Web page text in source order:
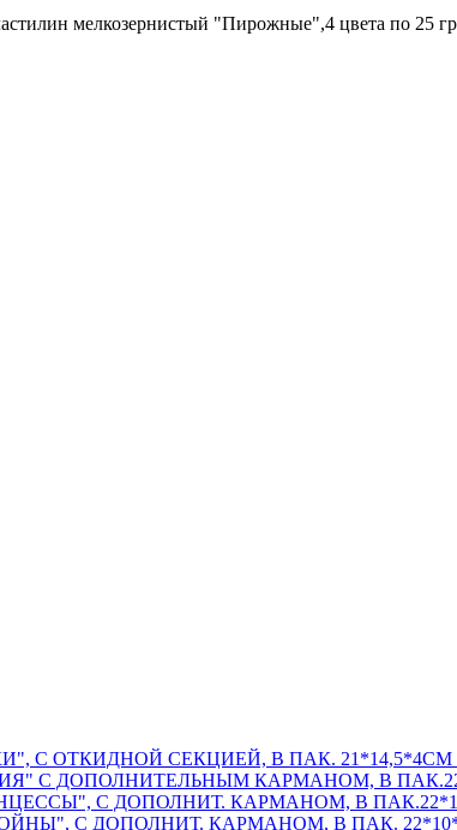
мелкозернистый "Пирожные",4 цвета по 25
С ОТКИДНОЙ СЕКЦИЕЙ, В ПАК. 21*14,5*4СМ в
С ДОПОЛНИТЕЛЬНЫМ КАРМАНОМ, В
С ДОПОЛНИТ. КАРМАНОМ, В
С ДОПОЛНИТ. КАРМАНОМ, В ПАК.